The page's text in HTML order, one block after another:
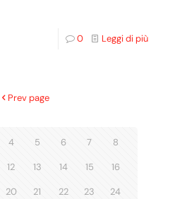
0 Leggi di più
Prev page
4 5 6 7 8
12 13 14 15 16
20 21 22 23 24